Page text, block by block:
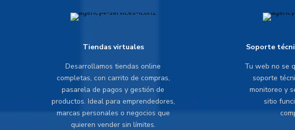
Tiendas virtuales
Desarrollamos tiendas online
completas, con carrito de compras,
pasarela de pagos y gestión de
productos. Ideal para emprendedores,
marcas personales o negocios que
quieren vender sin límites.
Soporte
Tu web no se
soporte
monitoreo y
sitio